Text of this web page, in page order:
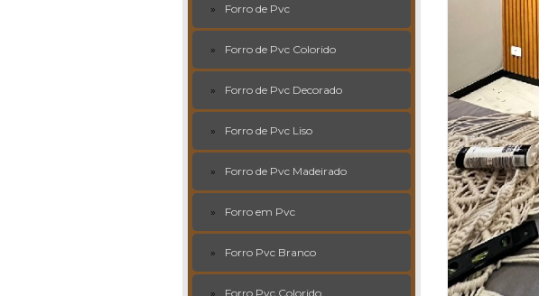
Forro de Pvc
Forro de Pvc Colorido
Forro de Pvc Decorado
Forro de Pvc Liso
Forro de Pvc Madeirado
Forro em Pvc
Forro Pvc Branco
Forro Pvc Colorido